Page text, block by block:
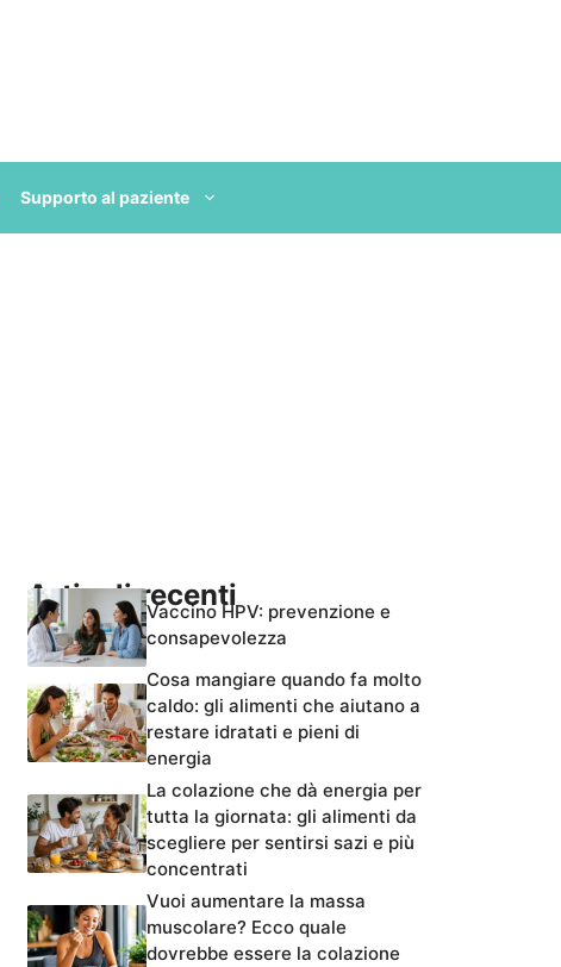
Supporto al paziente
Articoli recentiVaccino HPV: prevenzione e
consapevolezza
Cosa mangiare quando fa molto
caldo: gli alimenti che aiutano a
restare idratati e pieni di
energia
La colazione che dà energia per
tutta la giornata: gli alimenti da
scegliere per sentirsi sazi e più
concentrati
Vuoi aumentare la massa
muscolare? Ecco quale
dovrebbe essere la colazione